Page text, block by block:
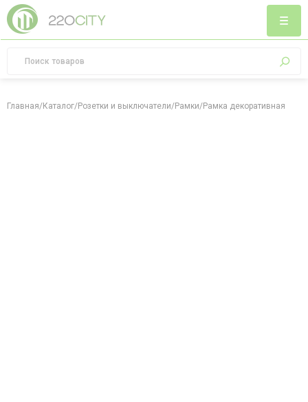
Главная/Каталог/Розетки и выключатели/Рамки/Рамка декоративная